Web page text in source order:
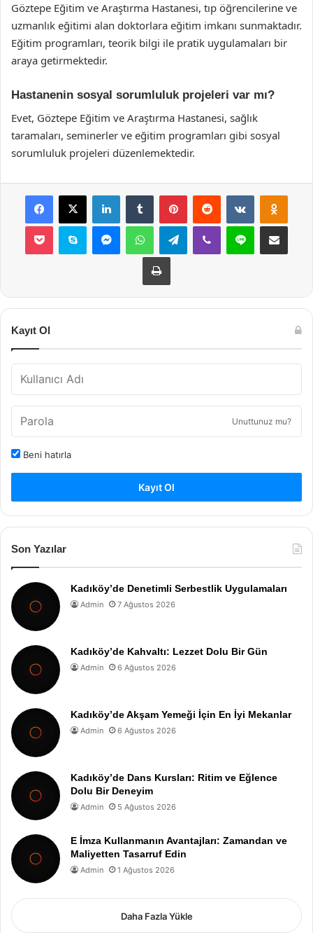
Göztepe Eğitim ve Araştırma Hastanesi, tıp öğrencilerine ve
uzmanlık eğitimi alan doktorlara eğitim imkanı sunmaktadır.
Eğitim programları, teorik bilgi ile pratik uygulamaları bir
araya getirmektedir.
Hastanenin sosyal sorumluluk projeleri var mı?
Evet, Göztepe Eğitim ve Araştırma Hastanesi, sağlık
taramaları, seminerler ve eğitim programları gibi sosyal
sorumluluk projeleri düzenlemektedir.
Facebook
X LinkedInTumblr PinterestReddit VKontakte
Pocket Skype MessengerWhatsAppTelegramViber Line E-Posta ile
Yazdır
Kayıt Ol
Unuttunuz mu?
Beni hatırla
Kayıt Ol
Son Yazılar
Kadıköy’de Denetimli Serbestlik Uygulamaları
Admin 7 Ağustos 2026
Kadıköy’de Kahvaltı: Lezzet Dolu Bir Gün
Admin 6 Ağustos 2026
Kadıköy’de Akşam Yemeği İçin En İyi Mekanlar
Admin 6 Ağustos 2026
Kadıköy’de Dans Kursları: Ritim ve Eğlence
Dolu Bir Deneyim
Admin 5 Ağustos 2026
E İmza Kullanmanın Avantajları: Zamandan ve
Maliyetten Tasarruf Edin
Admin 1 Ağustos 2026
Daha Fazla Yükle